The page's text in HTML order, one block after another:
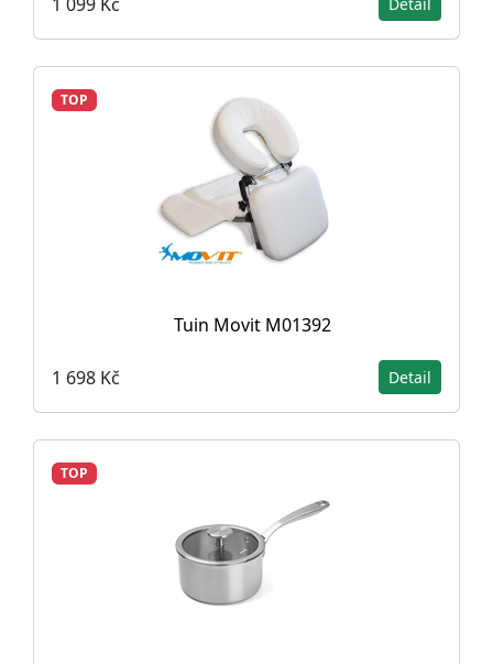
TOP
Tuin Movit M01392
1 698 Kč Detail
TOP